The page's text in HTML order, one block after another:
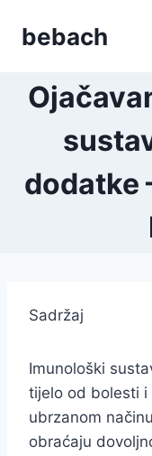
bebach
dodatke
Sadržaj
Imunološki
tijelo od bolesti i
ubrzanom
obraćaju